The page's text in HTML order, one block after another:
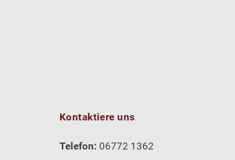
Kontaktiere uns
Telefon: 06772 1362